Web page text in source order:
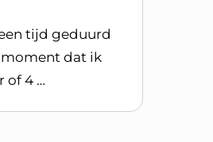
tijd geduurd
dat ik
of 4 …